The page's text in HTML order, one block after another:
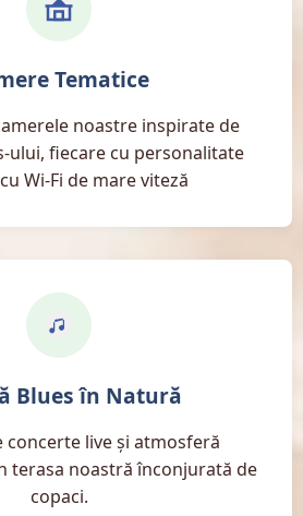
Tematice
noastre inspirate de
ului, fiecare cu personalitate
Wi-Fi de mare viteză
Blues în Natură
concerte live și atmosferă
terasa noastră înconjurată de
copaci.